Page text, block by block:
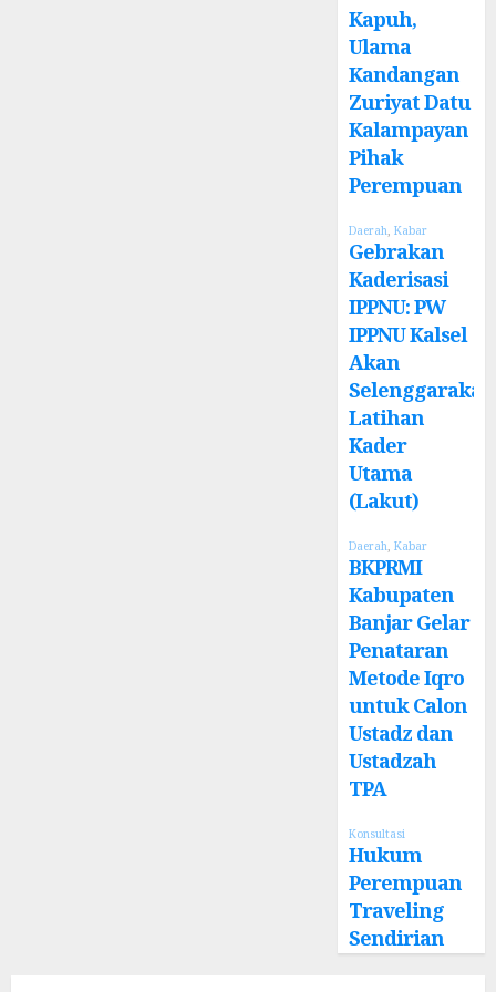
Kapuh,
Ulama
Kandangan
Zuriyat Datu
Kalampayan
Pihak
Perempuan
Daerah,Kabar
Gebrakan
Kaderisasi
IPPNU: PW
IPPNU Kalsel
Akan
Selenggarakan
Latihan
Kader
Utama
(Lakut)
Daerah,Kabar
BKPRMI
Kabupaten
Banjar Gelar
Penataran
Metode Iqro
untuk Calon
Ustadz dan
Ustadzah
TPA
Konsultasi
Hukum
Perempuan
Traveling
Sendirian